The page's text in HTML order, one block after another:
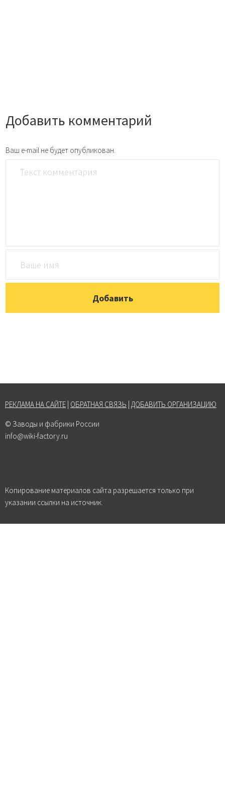
Добавить комментарий
Ваш e-mail не будет опубликован.
РЕКЛАМА НА САЙТЕ ОБРАТНАЯ СВЯЗЬ ДОБАВИТЬ ОРГАНИЗАЦИЮ
© Заводы и фабрики России
info@wiki-factory.ru
Копирование материалов сайта разрешается только при
указании ссылки на источник.